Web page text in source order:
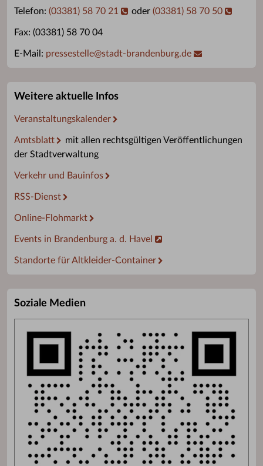
Telefon: (03381) 58 70 21 oder (03381) 58 70 50
Fax: (03381) 58 70 04
E-Mail: pressestelle@stadt-brandenburg.de
Weitere aktuelle Infos
Veranstaltungskalender
Amtsblatt
mit allen rechtsgültigen Veröffentlichungen
der Stadtverwaltung
Verkehr und Bauinfos
RSS-Dienst
Online-Flohmarkt
Events in Brandenburg a. d. Havel
Standorte für Altkleider-Container
Soziale Medien